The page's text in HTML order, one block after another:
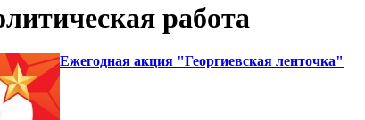
работа
Ежегодная акция "Георгиевская ленточка"